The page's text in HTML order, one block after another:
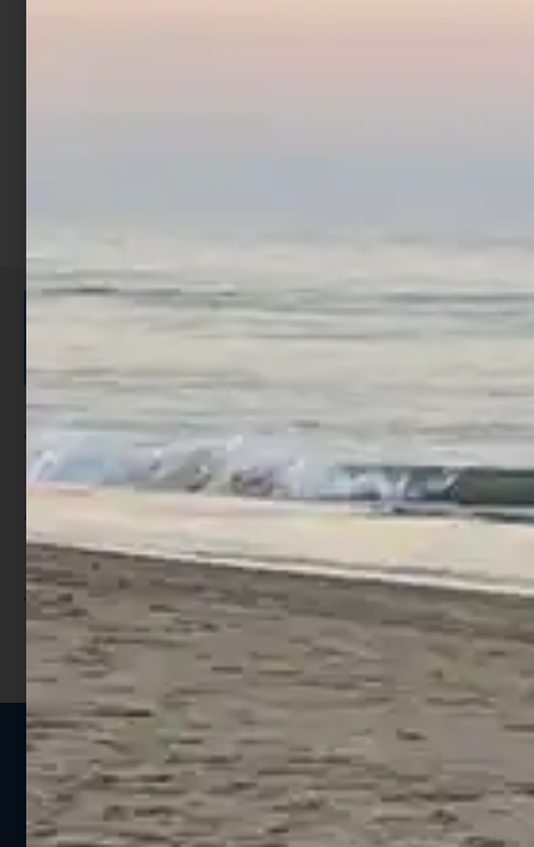
ISCRIVITI E RICEVI 3,50€ DI
SCONTO >
Per ogni acquisto accumuli ulteriori
punti;
Utilizza i punti per ricevere uno
sconto;
I punti sono indicati nella pagina
prodotto;
Seguici sui social